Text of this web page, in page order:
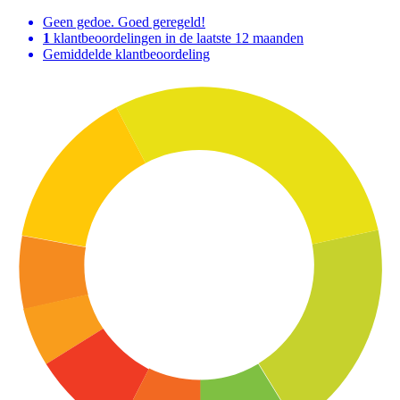
Geen gedoe. Goed geregeld!
1 klantbeoordelingen in de laatste 12 maanden
Gemiddelde klantbeoordeling